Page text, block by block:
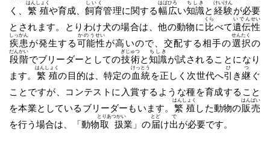
く、 繁殖
はんしょく
や育成、飼育
しいく
管理に関する幅広
はばひろ
い知識
ちしき
と 経験
けいけん
が必要
とされます。とりわけ犬の場合は、他の動物に 比
くら
べて遺伝
いでん
性
せい
疾患
しっかん
が発生する可能
かのう
性
せい
が高いので、交配する相手の選択
せんたく
の
段階
だんかい
でブリーダーとしての技術
ぎじゅつ
と知識
ちしき
が試されることになり
ます。 繁殖
はんしょく
の目的は、特定の血統
けっとう
を正しく次世代へ引
ひ
き継
つ
ぐ
ことですが、コンテストに入賞するような種を育成すること
を本業としているブリーダーもいます。 繁殖
はんしょく
した動物の販売
はんばい
を行う場合は、「動物取扱
とりあつかい
業」の届
とど
け出
で
が必要です。